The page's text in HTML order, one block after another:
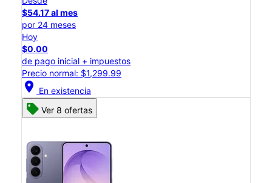
$54.17 al mes
por 24 meses
Hoy
$0.00
de pago inicial + impuestos
Precio normal: $1,299.99
location_on En existencia
Ver 8 ofertas